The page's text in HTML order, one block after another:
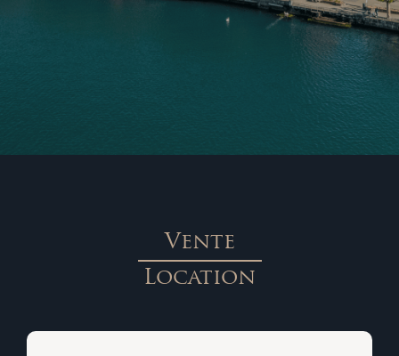
Vente
Location